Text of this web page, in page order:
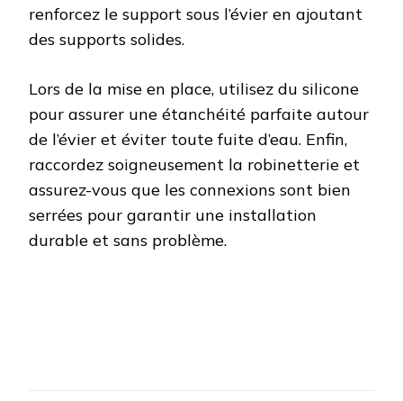
renforcez le support sous l’évier en ajoutant
des supports solides.
Lors de la mise en place, utilisez du silicone
pour assurer une étanchéité parfaite autour
de l’évier et éviter toute fuite d’eau. Enfin,
raccordez soigneusement la robinetterie et
assurez-vous que les connexions sont bien
serrées pour garantir une installation
durable et sans problème.